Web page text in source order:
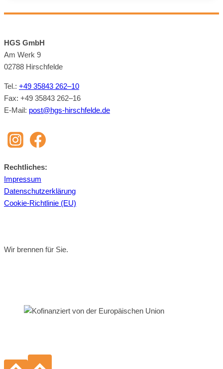
HGS GmbH
Am Werk 9
02788 Hirsch­felde
Tel.: +49 35843 262–10
Fax: +49 35843 262–16
E‑Mail: post@​hgs-​hirschfelde.​de
Recht­li­ches:
Im­pres­sum
Da­ten­schutz­er­klä­rung
Coo­kie-Richt­li­nie (EU)
Wir brennen für Sie.